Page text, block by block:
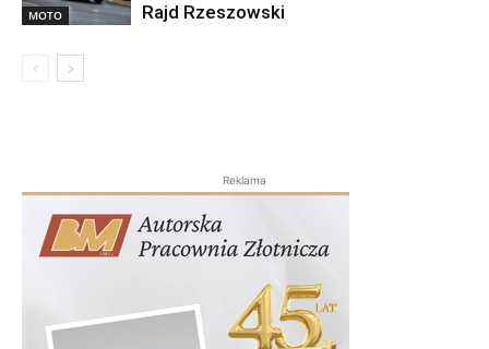
MOTO
Rajd Rzeszowski
Reklama